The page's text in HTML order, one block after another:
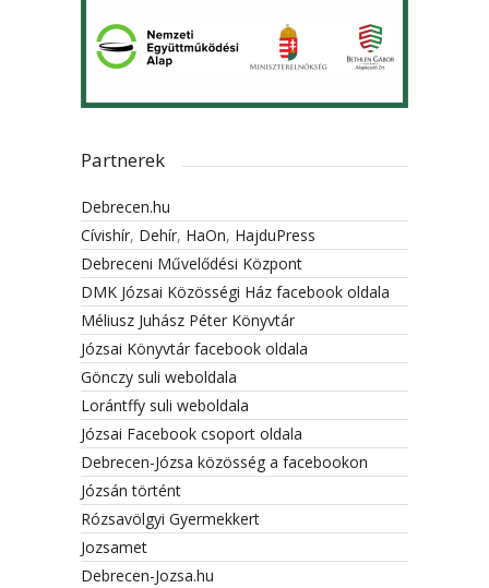
Partnerek
Debrecen.hu
Cívishír, Dehír, HaOn, HajduPress
Debreceni Művelődési Központ
DMK Józsai Közösségi Ház facebook oldala
Méliusz Juhász Péter Könyvtár
Józsai Könyvtár facebook oldala
Gönczy suli weboldala
Lorántffy suli weboldala
Józsai Facebook csoport oldala
Debrecen-Józsa közösség a facebookon
Józsán történt
Rózsavölgyi Gyermekkert
Jozsamet
Debrecen-Jozsa.hu